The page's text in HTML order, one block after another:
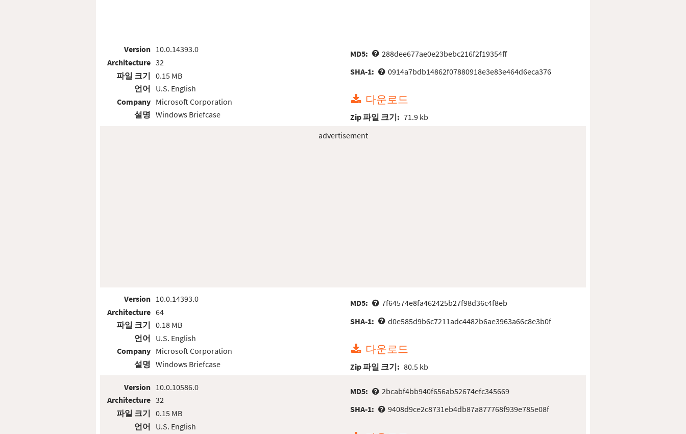
Version
Architecture
파일 크기
언어
Company
설명
10.0.14393.0
32
0.15 MB
U.S. English
Microsoft Corporation
Windows Briefcase
MD5:
288dee677ae0e23bebc216f2f19354ff
SHA-1:
0914a7bdb14862f07880918e3e83e464d6eca376
다운로드
Zip 파일 크기: 71.9 kb
advertisement
Version
Architecture
파일 크기
언어
Company
설명
10.0.14393.0
64
0.18 MB
U.S. English
Microsoft Corporation
Windows Briefcase
MD5:
7f64574e8fa462425b27f98d36c4f8eb
SHA-1:
d0e585d9b6c7211adc4482b6ae3963a66c8e3b0f
다운로드
Zip 파일 크기: 80.5 kb
Version
Architecture
파일 크기
언어
10.0.10586.0
32
0.15 MB
U.S. English
MD5:
2bcabf4bb940f656ab52674efc345669
SHA-1:
9408d9ce2c8731eb4db87a877768f939e785e08f